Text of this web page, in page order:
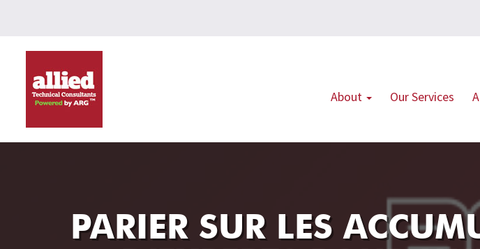
About Our Services
PARIER SUR LES